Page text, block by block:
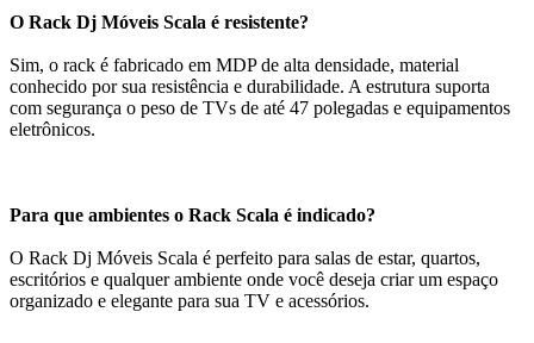
O Rack Dj Móveis Scala é resistente?
Sim, o rack é fabricado em MDP de alta densidade, material
conhecido por sua resistência e durabilidade. A estrutura suporta
com segurança o peso de TVs de até 47 polegadas e equipamentos
eletrônicos.
Para que ambientes o Rack Scala é indicado?
O Rack Dj Móveis Scala é perfeito para salas de estar, quartos,
escritórios e qualquer ambiente onde você deseja criar um espaço
organizado e elegante para sua TV e acessórios.